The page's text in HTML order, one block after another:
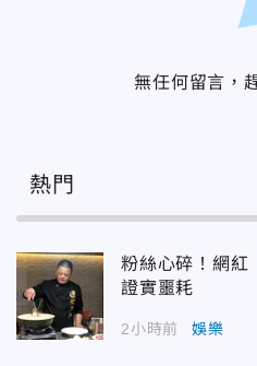
無任何留言，
熱門
粉絲心碎！網
證實噩耗
2小時前 娛樂